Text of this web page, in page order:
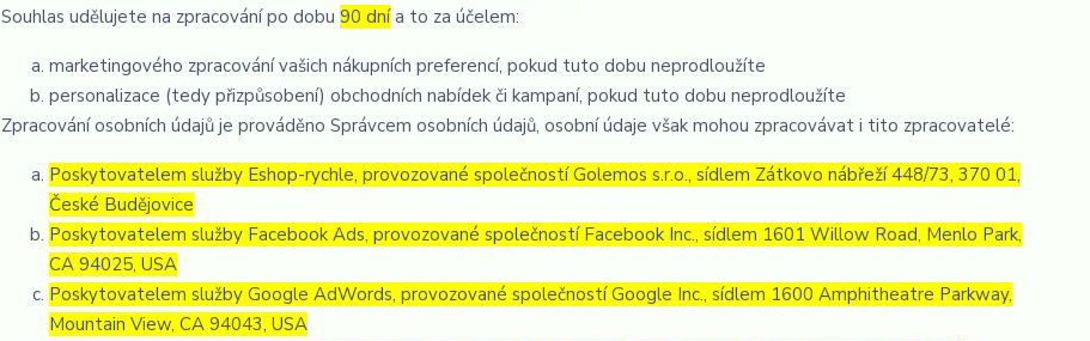
Souhlas udělujete na zpracování po dobu90 dnía to za účelem:
marketingového zpracování vašich nákupních preferencí, pokud tuto dobu neprodloužíte
personalizace (tedy přizpůsobení) obchodních nabídek či kampaní, pokud tuto dobu neprodloužíte
Zpracování osobních údajů je prováděno Správcem osobních údajů, osobní údaje však mohou zpracovávat i tito zpracovatelé:
Poskytovatelem služby Eshop-rychle, provozované společností Golemos s.r.o., sídlem Zátkovo nábřeží 448/73, 370 01,
České Budějovice
Poskytovatelem služby Facebook Ads, provozované společností Facebook Inc., sídlem 1601 Willow Road, Menlo Park,
CA 94025, USA
Poskytovatelem služby Google AdWords, provozované společností Google Inc., sídlem 1600 Amphitheatre Parkway,
Mountain View, CA 94043, USA